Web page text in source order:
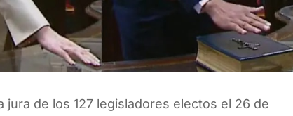
de los 127 legisladores electos el 26 de